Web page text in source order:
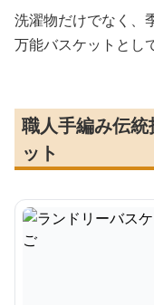
洗濯物だけでなく、
万能バスケットとし
職人手編み伝
ット